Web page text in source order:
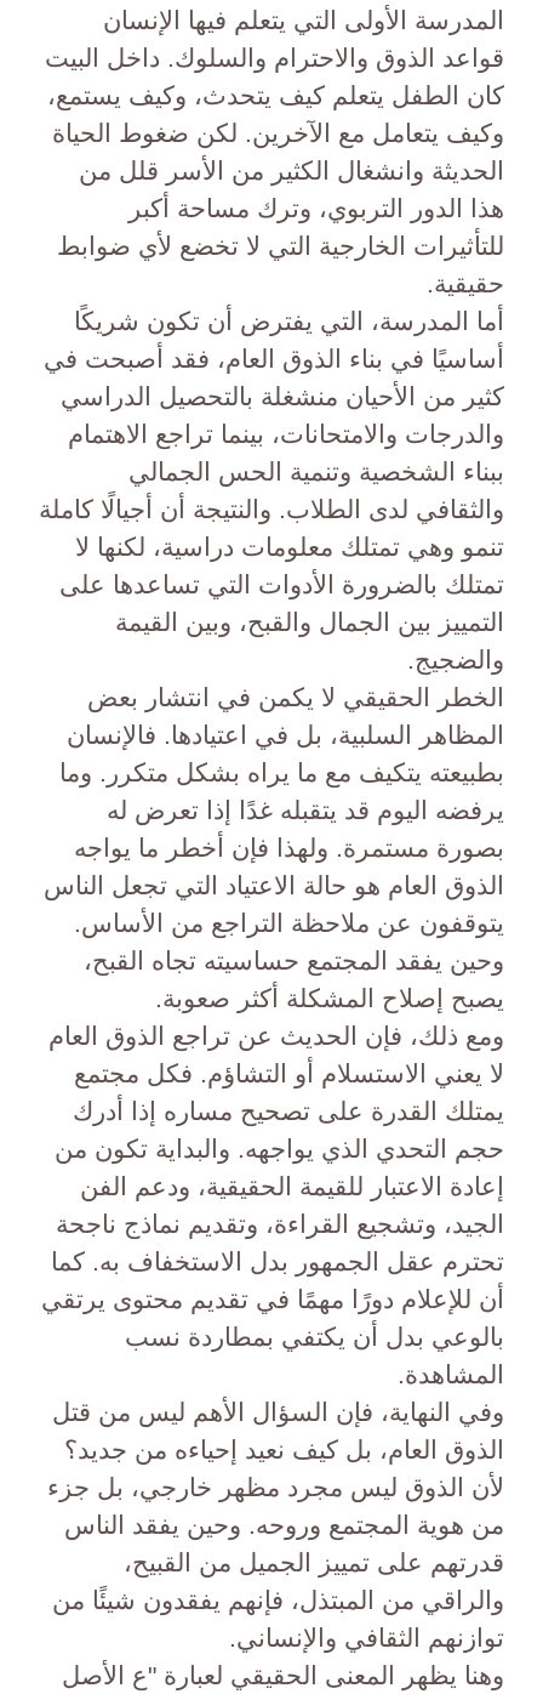
المدرسة الأولى التي يتعلم فيها الإنسان
قواعد الذوق والاحترام والسلوك. داخل البيت
كان الطفل يتعلم كيف يتحدث، وكيف يستمع،
وكيف يتعامل مع الآخرين. لكن ضغوط الحياة
الحديثة وانشغال الكثير من الأسر قلل من
هذا الدور التربوي، وترك مساحة أكبر
للتأثيرات الخارجية التي لا تخضع لأي ضوابط
حقيقية.
أما المدرسة، التي يفترض أن تكون شريكًا
أساسيًا في بناء الذوق العام، فقد أصبحت في
كثير من الأحيان منشغلة بالتحصيل الدراسي
والدرجات والامتحانات، بينما تراجع الاهتمام
ببناء الشخصية وتنمية الحس الجمالي
والثقافي لدى الطلاب. والنتيجة أن أجيالًا كاملة
تنمو وهي تمتلك معلومات دراسية، لكنها لا
تمتلك بالضرورة الأدوات التي تساعدها على
التمييز بين الجمال والقبح، وبين القيمة
والضجيج.
الخطر الحقيقي لا يكمن في انتشار بعض
المظاهر السلبية، بل في اعتيادها. فالإنسان
بطبيعته يتكيف مع ما يراه بشكل متكرر. وما
يرفضه اليوم قد يتقبله غدًا إذا تعرض له
بصورة مستمرة. ولهذا فإن أخطر ما يواجه
الذوق العام هو حالة الاعتياد التي تجعل الناس
يتوقفون عن ملاحظة التراجع من الأساس.
وحين يفقد المجتمع حساسيته تجاه القبح،
يصبح إصلاح المشكلة أكثر صعوبة.
ومع ذلك، فإن الحديث عن تراجع الذوق العام
لا يعني الاستسلام أو التشاؤم. فكل مجتمع
يمتلك القدرة على تصحيح مساره إذا أدرك
حجم التحدي الذي يواجهه. والبداية تكون من
إعادة الاعتبار للقيمة الحقيقية، ودعم الفن
الجيد، وتشجيع القراءة، وتقديم نماذج ناجحة
تحترم عقل الجمهور بدل الاستخفاف به. كما
أن للإعلام دورًا مهمًا في تقديم محتوى يرتقي
بالوعي بدل أن يكتفي بمطاردة نسب
المشاهدة.
وفي النهاية، فإن السؤال الأهم ليس من قتل
الذوق العام، بل كيف نعيد إحياءه من جديد؟
لأن الذوق ليس مجرد مظهر خارجي، بل جزء
من هوية المجتمع وروحه. وحين يفقد الناس
قدرتهم على تمييز الجميل من القبيح،
والراقي من المبتذل، فإنهم يفقدون شيئًا من
توازنهم الثقافي والإنساني.
وهنا يظهر المعنى الحقيقي لعبارة "ع الأصل